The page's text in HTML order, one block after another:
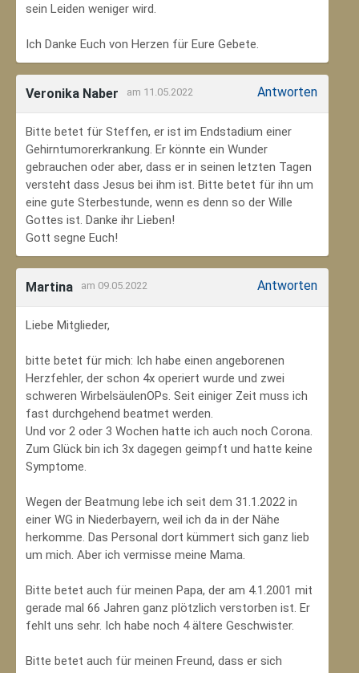
sein Leiden weniger wird.
Ich Danke Euch von Herzen für Eure Gebete.
Veronika Naber am 11.05.2022 Antworten
Bitte betet für Steffen, er ist im Endstadium einer
Gehirntumorerkrankung. Er könnte ein Wunder
gebrauchen oder aber, dass er in seinen letzten Tagen
versteht dass Jesus bei ihm ist. Bitte betet für ihn um
eine gute Sterbestunde, wenn es denn so der Wille
Gottes ist. Danke ihr Lieben!
Gott segne Euch!
Martina am 09.05.2022 Antworten
Liebe Mitglieder,
bitte betet für mich: Ich habe einen angeborenen
Herzfehler, der schon 4x operiert wurde und zwei
schweren WirbelsäulenOPs. Seit einiger Zeit muss ich
fast durchgehend beatmet werden.
Und vor 2 oder 3 Wochen hatte ich auch noch Corona.
Zum Glück bin ich 3x dagegen geimpft und hatte keine
Symptome.
Wegen der Beatmung lebe ich seit dem 31.1.2022 in
einer WG in Niederbayern, weil ich da in der Nähe
herkomme. Das Personal dort kümmert sich ganz lieb
um mich. Aber ich vermisse meine Mama.
Bitte betet auch für meinen Papa, der am 4.1.2001 mit
gerade mal 66 Jahren ganz plötzlich verstorben ist. Er
fehlt uns sehr. Ich habe noch 4 ältere Geschwister.
Bitte betet auch für meinen Freund, dass er sich